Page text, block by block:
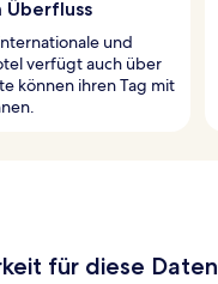
Überfluss
und
verfügt auch über
können ihren Tag mit
für diese Daten